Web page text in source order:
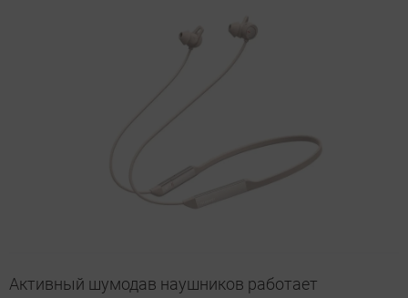
Активный шумодав наушников работает